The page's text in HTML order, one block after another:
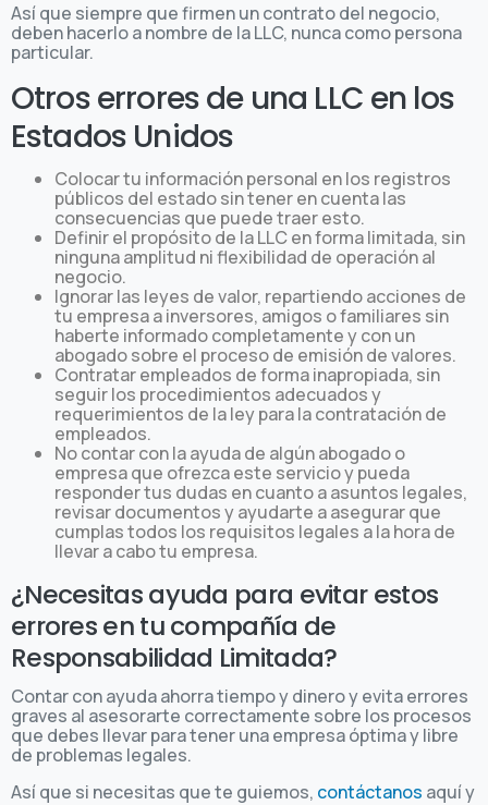
Así que siempre que firmen un contrato del negocio,
deben hacerlo a nombre de la LLC, nunca como persona
particular.
Otros errores de una LLC en los
Estados Unidos
Colocar tu información personal en los registros
públicos del estado sin tener en cuenta las
consecuencias que puede traer esto.
Definir el propósito de la LLC en forma limitada, sin
ninguna amplitud ni flexibilidad de operación al
negocio.
Ignorar las leyes de valor, repartiendo acciones de
tu empresa a inversores, amigos o familiares sin
haberte informado completamente y con un
abogado sobre el proceso de emisión de valores.
Contratar empleados de forma inapropiada, sin
seguir los procedimientos adecuados y
requerimientos de la ley para la contratación de
empleados.
No contar con la ayuda de algún abogado o
empresa que ofrezca este servicio y pueda
responder tus dudas en cuanto a asuntos legales,
revisar documentos y ayudarte a asegurar que
cumplas todos los requisitos legales a la hora de
llevar a cabo tu empresa.
¿Necesitas ayuda para evitar estos
errores en tu compañía de
Responsabilidad Limitada?
Contar con ayuda ahorra tiempo y dinero y evita errores
graves al asesorarte correctamente sobre los procesos
que debes llevar para tener una empresa óptima y libre
de problemas legales.
Así que si necesitas que te guiemos, contáctanos aquí y